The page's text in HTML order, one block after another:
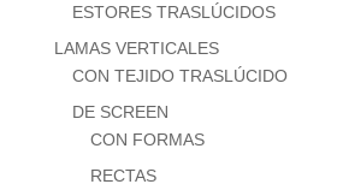
ESTORES TRASLÚCIDOS
LAMAS VERTICALES
CON TEJIDO TRASLÚCIDO
DE SCREEN
CON FORMAS
RECTAS